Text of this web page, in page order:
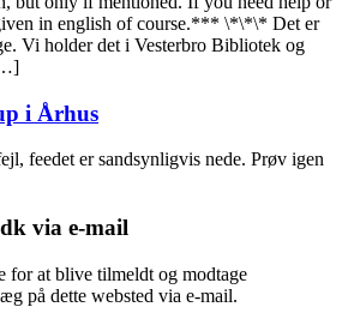
in english of course.*** \*\*\* Det er
Vi holder det i Vesterbro Bibliotek og
i Århus
feedet er sandsynligvis nede. Prøv igen
via e-mail
for at blive tilmeldt og modtage
på dette websted via e-mail.